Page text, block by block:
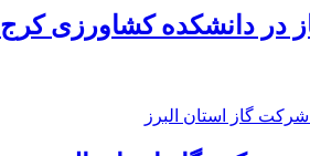
در دانشکده کشاورزی کرج